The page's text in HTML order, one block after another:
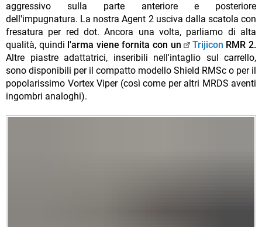
aggressivo sulla parte anteriore e posteriore
dell'impugnatura. La nostra Agent 2 usciva dalla scatola con
fresatura per red dot. Ancora una volta, parliamo di alta
qualità, quindi l'arma viene fornita con un Trijicon RMR 2.
Altre piastre adattatrici, inseribili nell'intaglio sul carrello,
sono disponibili per il compatto modello Shield RMSc o per il
popolarissimo Vortex Viper (così come per altri MRDS aventi
ingombri analoghi).